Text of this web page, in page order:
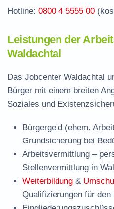
Hotline: 0800 4 5555 00
Leistungen der
Waldachtal
Das Jobcenter Waldachtal
Bürger mit einem breiten
Soziales und
Bürgergeld (ehem.
Grundsicherung bei
Arbeitsvermittlung –
Stellenvermittlung in
Weiterbildung &
Qualifizierungen für